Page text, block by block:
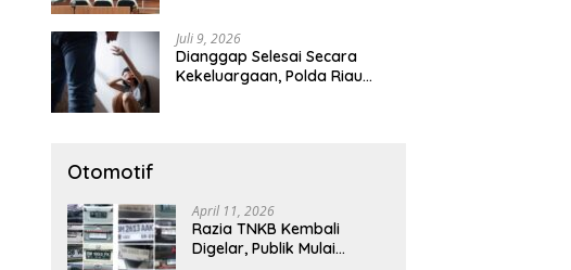
Juli 9, 2026
Dianggap Selesai Secara
Kekeluargaan, Polda Riau
Otomotif
April 11, 2026
Razia TNKB Kembali
Digelar, Publik Mulai